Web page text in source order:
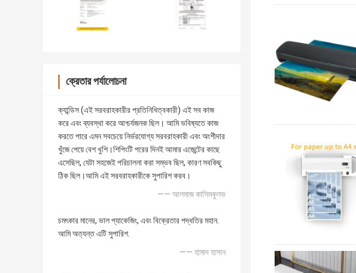
ক্রেতার পর্যালোচনা
ক্যান্ডিস (এই সরবরাহকারীর প্রতিনিধিত্বকারী) এই সব কাজ
করে এবং ব্যবস্থা করে আশ্চর্যজনক ছিল। আমি ভবিষ্যতে কাজ
করতে পারে এমন সবচেয়ে নির্ভরযোগ্য সরবরাহকারী এবং অংশীদার
খুঁজে পেয়ে বেশ খুশি।শিপিংটি পরের দিনই আমার এজেন্টের কাছে
এসেছিল, যেটা সহজেই পরিচালনা করা সম্ভব ছিল, কারণ সবকিছু
ঠিক ছিল।আমি এই সরবরাহকারীকে সুপারিশ করব।
—— আলমাজ কাসিমকুলভ
চমৎকার মানের, ভাল প্যাকেজিং, এবং বিক্রেতার পদ্ধতির মহান.
আমি অত্যন্ত এটি সুপারিশ.
—— হামাদ হাসান